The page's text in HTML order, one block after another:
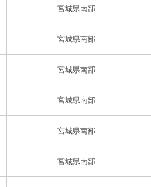
宮城県南部
宮城県南部
宮城県南部
宮城県南部
宮城県南部
宮城県南部